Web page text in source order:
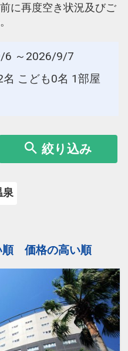
に再度空き状況及びご
6 ～2026/9/7
名 こども0名 1部屋
絞り込み
泉
価格の高い順